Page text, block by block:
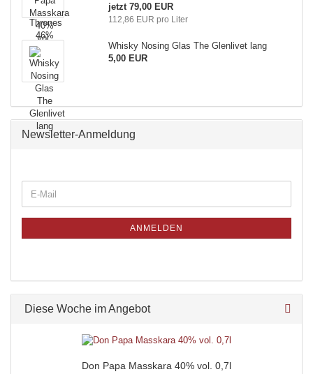
jetzt 79,00 EUR
112,86 EUR pro Liter
Whisky Nosing Glas The Glenlivet lang
5,00 EUR
Newsletter-Anmeldung
ANMELDEN
Diese Woche im Angebot
Don Papa Masskara 40% vol. 0,7l